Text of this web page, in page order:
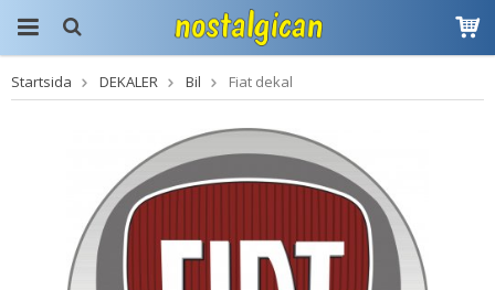
Produkten har blivit
tillagd i varukorgen
Startsida DEKALER Bil Fiat dekal